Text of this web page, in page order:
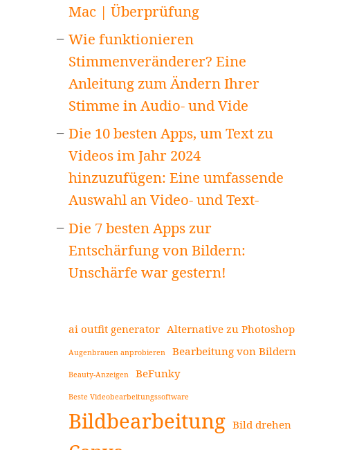
Mac | Überprüfung
Wie funktionieren
Stimmenveränderer? Eine
Anleitung zum Ändern Ihrer
Stimme in Audio- und Vide
Die 10 besten Apps, um Text zu
Videos im Jahr 2024
hinzuzufügen: Eine umfassende
Auswahl an Video- und Text-
Die 7 besten Apps zur
Entschärfung von Bildern:
Unschärfe war gestern!
ai outfit generator Alternative zu Photoshop
Augenbrauen anprobieren Bearbeitung von Bildern
Beauty-Anzeigen BeFunky
Beste Videobearbeitungssoftware
Bildbearbeitung Bild drehen